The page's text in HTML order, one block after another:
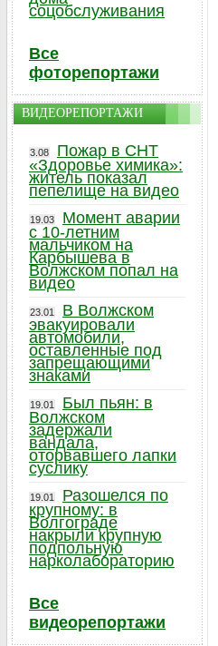
соцобслуживания
Все
фоторепортажи
ВИДЕОРЕПОРТАЖИ
3.08
Пожар в СНТ
«Здоровье химика»:
житель показал
пепелище на видео
19.03
Момент аварии
с 10-летним
мальчиком на
Карбышева в
Волжском попал на
видео
23.01
В Волжском
эвакуировали
автомобили,
оставленные под
запрещающими
знаками
19.01
Был пьян: в
Волжском
задержали
вандала,
оторвавшего лапки
суслику
19.01
Разошелся по
крупному: в
Волгограде
накрыли крупную
подпольную
нарколабораторию
Все
видеорепортажи